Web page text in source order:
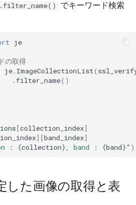
でキーワード検索
je
の取得
je. ImageCollectionList(
.filter_name()
[collection_index]
][band_index]
: {collection}, band : {band}" )
した画像の取得と表